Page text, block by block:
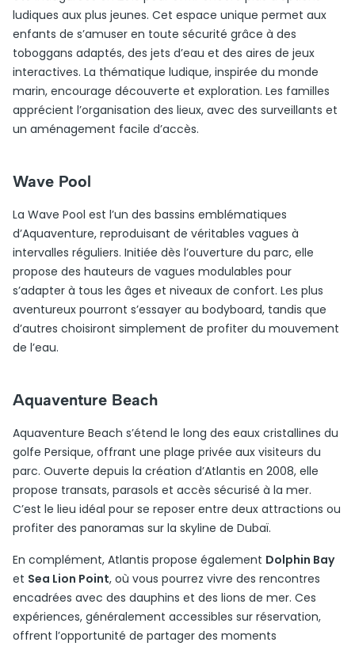
ludiques aux plus jeunes. Cet espace unique permet aux
enfants de s’amuser en toute sécurité grâce à des
toboggans adaptés, des jets d’eau et des aires de jeux
interactives. La thématique ludique, inspirée du monde
marin, encourage découverte et exploration. Les familles
apprécient l’organisation des lieux, avec des surveillants et
un aménagement facile d’accès.
Wave Pool
La Wave Pool est l’un des bassins emblématiques
d’Aquaventure, reproduisant de véritables vagues à
intervalles réguliers. Initiée dès l’ouverture du parc, elle
propose des hauteurs de vagues modulables pour
s’adapter à tous les âges et niveaux de confort. Les plus
aventureux pourront s’essayer au bodyboard, tandis que
d’autres choisiront simplement de profiter du mouvement
de l’eau.
Aquaventure Beach
Aquaventure Beach s’étend le long des eaux cristallines du
golfe Persique, offrant une plage privée aux visiteurs du
parc. Ouverte depuis la création d’Atlantis en 2008, elle
propose transats, parasols et accès sécurisé à la mer.
C’est le lieu idéal pour se reposer entre deux attractions ou
profiter des panoramas sur la skyline de Dubaï.
En complément, Atlantis propose également Dolphin Bay
et Sea Lion Point, où vous pourrez vivre des rencontres
encadrées avec des dauphins et des lions de mer. Ces
expériences, généralement accessibles sur réservation,
offrent l’opportunité de partager des moments